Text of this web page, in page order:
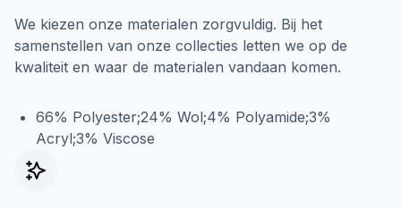
We kiezen onze materialen zorgvuldig. Bij het
samenstellen van onze collecties letten we op de
kwaliteit en waar de materialen vandaan komen.
66% Polyester;24% Wol;4% Polyamide;3%
Acryl;3% Viscose